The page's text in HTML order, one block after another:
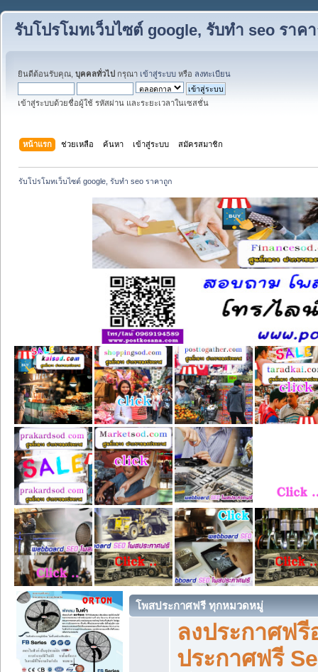
รับโปรโมทเว็บไซต์ google, รับทำ seo ราค
ยินดีต้อนรับคุณ, บุคคลทั่วไป กรุณา เข้าสู่ระบบ หรือ ลงทะเบียน
เข้าสู่ระบบด้วยชื่อผู้ใช้ รหัสผ่าน และระยะเวลาในเซสชั่น
หน้าแรก ช่วยเหลือ ค้นหา เข้าสู่ระบบ สมัครสมาชิก
รับโปรโมทเว็บไซต์ google, รับทำ seo ราคาถูก
โพสประกาศฟรี ทุกหมวดหมู่
ลงประกาศฟ
ประกาศฟรี